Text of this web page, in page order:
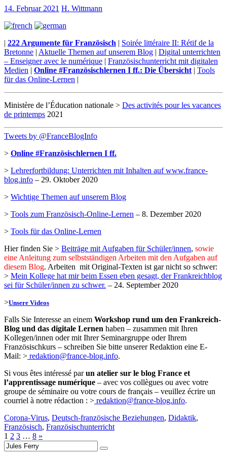
14. Februar 2021 H. Wittmann
| 222 Argumente für Französisch | Soirée littéraire II: Rétif de la
Bretonne | Aktuelle Themen auf unserem Blog | Digital unterrichten
– Enseigner avec le numérique | Französischunterricht mit digitalen
Medien | Online #Französischlernen I ff.: Die Übersicht| Tools
für das Online-Lernen |
Ministère de l’Éducation nationale > Des activités pour les vacances
de printemps 2021
Tweets by @FranceBlogInfo
> Online #Französischlernen I ff.
> Lehrerfortbildung: Unterrichten mit Inhalten auf www.france-
blog.info – 29. Oktober 2020
> Wichtige Themen auf unserem Blog
> Tools zum Französisch-Online-Lernen – 8. Dezember 2020
> Tools für das Online-Lernen
Hier finden Sie > Beiträge mit Aufgaben für Schüler/innen, sowie
eine Anleitung zum selbstständigen Arbeiten mit den Aufgaben auf
diesem Blog. Arbeiten mit Original-Texten ist gar nicht so schwer:
> Mein Kollege hat mir beim Essen eben gesagt, der Frankreichblog
sei für Schüler/innen zu schwer. – 24. September 2020
>Unsere Videos
Falls Sie Interesse an einem Workshop rund um den Frankreich-
Blog und das digitale Lernen haben – zusammen mit Ihren
Kollegen/innen oder mit Ihrer Seminargruppe oder Ihrem
Französischkurs – schreiben Sie bitte unserer Redaktion eine E-
Mail: > redaktion@france-blog.info.
Si vous êtes intéressé parun atelier sur le blog France et
l’apprentissage numérique – avec vos collègues ou avec votre
groupe de séminaire ou votre cours de français – veuillez écrire un
courriel à notre rédaction : > redaktion@france-blog.info.
Corona-Virus, Deutsch-französische Beziehungen, Didaktik,
Französisch, Französischunterricht
1 2 3 … 8 »
Suche
nach: